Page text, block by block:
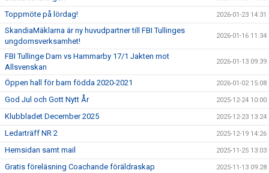
Toppmöte på lördag! 2026-01-23 14:31
SkandiaMäklarna är ny huvudpartner till FBI Tullinges
ungdomsverksamhet!
2026-01-16 11:34
FBI Tullinge Dam vs Hammarby 17/1 Jakten mot
Allsvenskan
2026-01-13 09:39
Öppen hall för barn födda 2020-2021 2026-01-02 15:08
God Jul och Gott Nytt År 2025-12-24 10:00
Klubbladet December 2025 2025-12-23 13:24
Ledarträff NR 2 2025-12-19 14:26
Hemsidan samt mail 2025-11-25 13:03
Gratis föreläsning Coachande föräldraskap 2025-11-13 09:28